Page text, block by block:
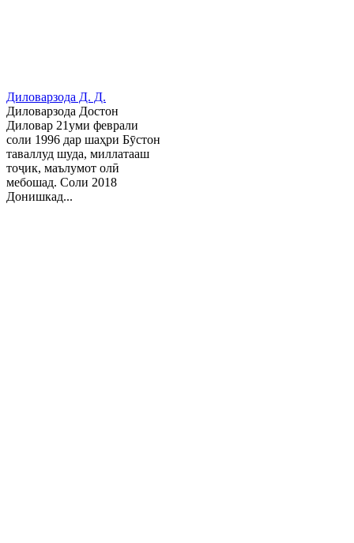
Диловарзода Д. Д.
Диловарзода Достон
Диловар 21уми феврали
соли 1996 дар шаҳри Бӯстон
таваллуд шуда, миллатааш
тоҷик, маълумот олӣ
мебошад. Соли 2018
Донишкад...